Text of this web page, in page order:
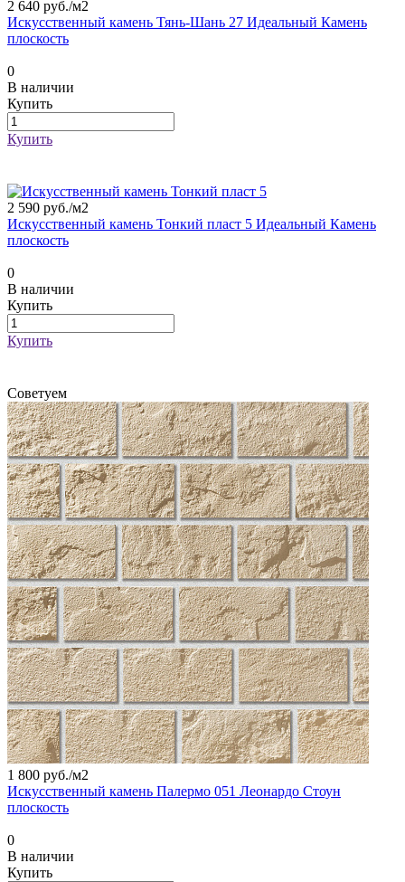
2 640 руб./м2
Искусственный камень Тянь-Шань 27 Идеальный Камень
плоскость
0
В наличии
Купить
Купить
2 590 руб./м2
Искусственный камень Тонкий пласт 5 Идеальный Камень
плоскость
0
В наличии
Купить
Купить
Советуем
1 800 руб./м2
Искусственный камень Палермо 051 Леонардо Стоун
плоскость
0
В наличии
Купить